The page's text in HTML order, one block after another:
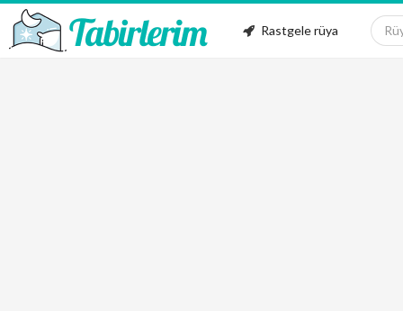
Rastgele rüya